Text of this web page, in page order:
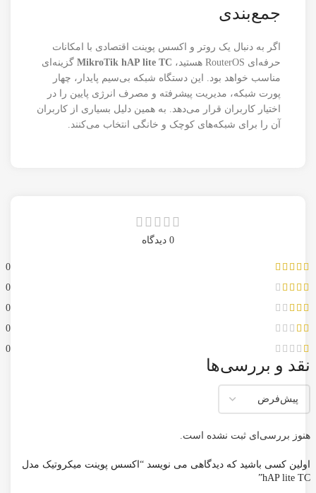
جمع‌بندی
اگر به دنبال یک روتر و اکسس پوینت اقتصادی با امکانات
حرفه‌ای RouterOS هستید،
MikroTik hAP lite TC گزینه‌ای
مناسب خواهد بود. این دستگاه شبکه بی‌سیم پایدار، چهار
پورت شبکه، مدیریت پیشرفته و مصرف انرژی پایین را در
اختیار کاربران قرار می‌دهد. به همین دلیل بسیاری از کاربران
آن را برای شبکه‌های کوچک و خانگی انتخاب می‌کنند.
0 دیدگاه
0
0
0
0
0
نقد و بررسی‌ها
هنوز بررسی‌ای ثبت نشده است.
اولین کسی باشید که دیدگاهی می نویسد “اکسس پوینت میکروتیک مدل
hAP lite TC”